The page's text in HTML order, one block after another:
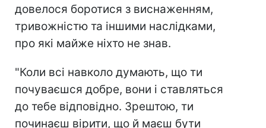
довелося боротися з виснаженням,
тривожністю та іншими наслідками,
про які майже ніхто не знав.
"Коли всі навколо думають, що ти
почуваєшся добре, вони і ставляться
до тебе відповідно. Зрештою, ти
починаєш вірити, що й маєш бути